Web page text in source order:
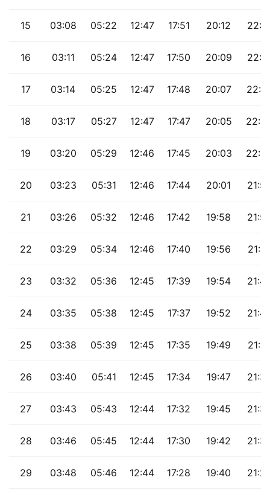
15 03:08 05:22 12:47 17:51 20:12
16 03:11 05:24 12:47 17:50 20:09
17 03:14 05:25 12:47 17:48 20:07
18 03:17 05:27 12:47 17:47 20:05
19 03:20 05:29 12:46 17:45 20:03
20 03:23 05:31 12:46 17:44 20:01
21 03:26 05:32 12:46 17:42 19:58
22 03:29 05:34 12:46 17:40 19:56 21:51
23 03:32 05:36 12:45 17:39 19:54
24 03:35 05:38 12:45 17:37 19:52
25 03:38 05:39 12:45 17:35 19:49 21:41
26 03:40 05:41 12:45 17:34 19:47
27 03:43 05:43 12:44 17:32 19:45
28 03:46 05:45 12:44 17:30 19:42
29 03:48 05:46 12:44 17:28 19:40